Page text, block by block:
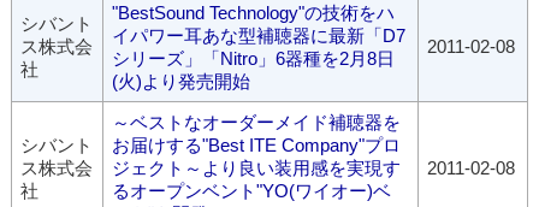
シバント
ス株式会
社
"BestSound Technology"の技術をハ
イパワー耳あな型補聴器に最新「D7
シリーズ」「Nitro」6器種を2月8日
(火)より発売開始
2011-02-08
シバント
ス株式会
社
～ベストなオーダーメイド補聴器を
お届けする"Best ITE Company"プロ
ジェクト～より良い装用感を実現す
るオープンベント"YO(ワイオー)ベ
2011-02-08